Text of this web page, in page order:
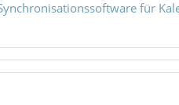
für